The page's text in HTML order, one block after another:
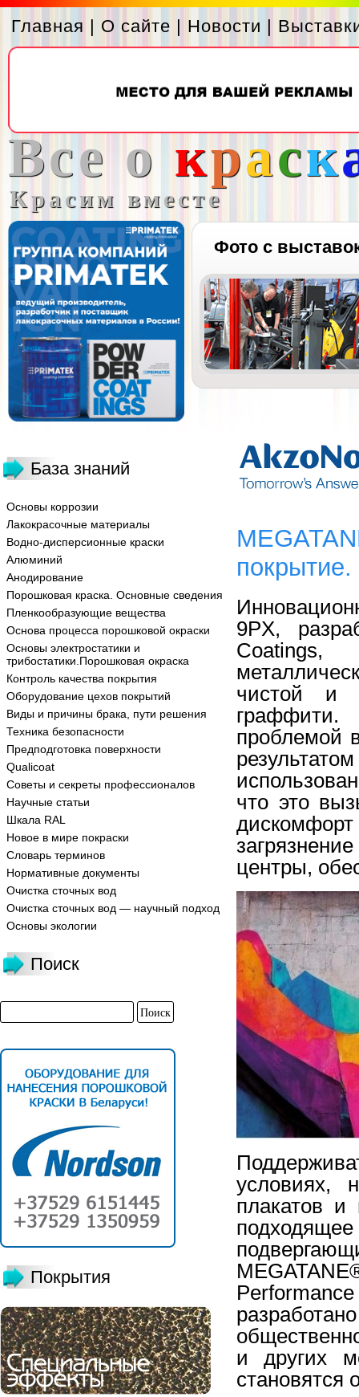
Главная | О сайте | Новости |
Все о краск
Красим вместе
Фото с
База знаний
Основы коррозии
Лакокрасочные материалы
Водно-дисперсионные краски
Алюминий
Анодирование
Порошковая краска. Основные сведения
Пленкообразующие вещества
Основа процесса порошковой окраски
Основы электростатики и
трибостатики.Порошковая окраска
Контроль качества покрытия
Оборудование цехов покрытий
Виды и причины брака, пути решения
Техника безопасности
Предподготовка поверхности
Qualicoat
Советы и секреты профессионалов
Научные статьи
Шкала RAL
Новое в мире покраски
Словарь терминов
Нормативные документы
Очистка сточных вод
Очистка сточных вод — научный подход
Основы экологии
Поиск
Покрытия
9PX,
чистой и
граффити.
проблемой
что это
дискомфорт
центры,
условиях,
плакатов и
и других
становятся